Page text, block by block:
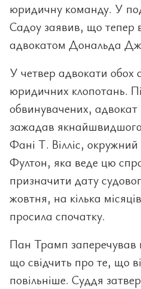
юридичну команду. У
Садоу заявив, що тепер
адвокатом Дональда
У четвер адвокати обох
юридичних клопотань.
обвинувачених,
зажадав якнайшвидшого
Фані Т. Вілліс,
Фултон, яка веде цю
призначити дату
жовтня, на кілька
просила спочатку.
Пан Трамп заперечував
що свідчить про те, що
повільніше. Суддя